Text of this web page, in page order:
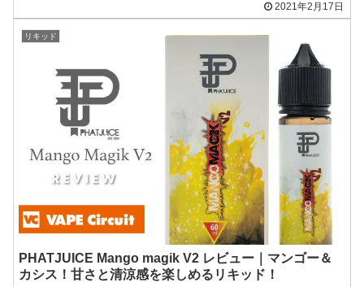
2021年2月17日
リキッド
PHATJUICE Mango magik V2 レビュー｜マンゴー＆
カシス！甘さと清涼感を楽しめるリキッド！